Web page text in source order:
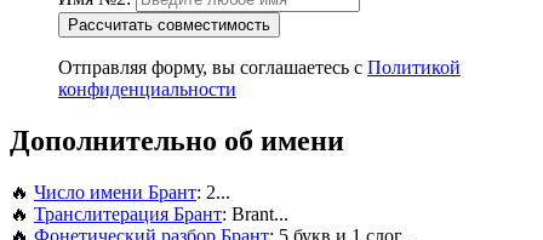
Рассчитать совместимость
Отправляя форму, вы соглашаетесь с Политикой
конфиденциальности
Дополнительно об имени
🔥 Число имени Брант: 2...
🔥 Транслитерация Брант: Brant...
🔥 Фонетический разбор Брант: 5 букв и 1 слог...